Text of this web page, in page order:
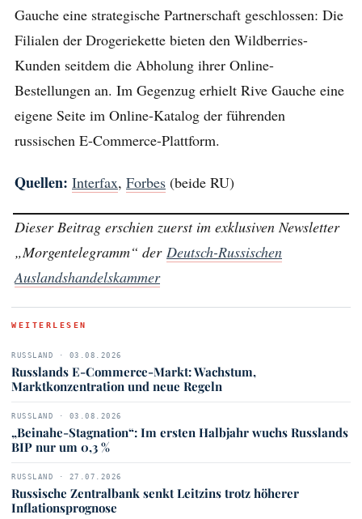
Gauche eine strategische Partnerschaft geschlossen: Die
Filialen der Drogeriekette bieten den Wildberries-
Kunden seitdem die Abholung ihrer Online-
Bestellungen an. Im Gegenzug erhielt Rive Gauche eine
eigene Seite im Online-Katalog der führenden
russischen E-Commerce-Plattform.
Quellen: Interfax, Forbes (beide RU)
Dieser Beitrag erschien zuerst im exklusiven Newsletter
„Morgentelegramm“ der Deutsch-Russischen
Auslandshandelskammer
WEITERLESEN
RUSSLAND · 03.08.2026
Russlands E-Commerce-Markt: Wachstum,
Marktkonzentration und neue Regeln
RUSSLAND · 03.08.2026
„Beinahe-Stagnation“: Im ersten Halbjahr wuchs Russlands
BIP nur um 0,3 %
RUSSLAND · 27.07.2026
Russische Zentralbank senkt Leitzins trotz höherer
Inflationsprognose